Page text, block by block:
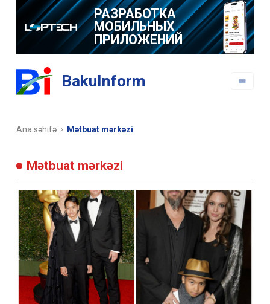
РАЗРАБОТКА
МОБИЛЬНЫХ
ПРИЛОЖЕНИЙ
BakuInform
Ana səhifə Mətbuat mərkəzi
Mətbuat mərkəzi